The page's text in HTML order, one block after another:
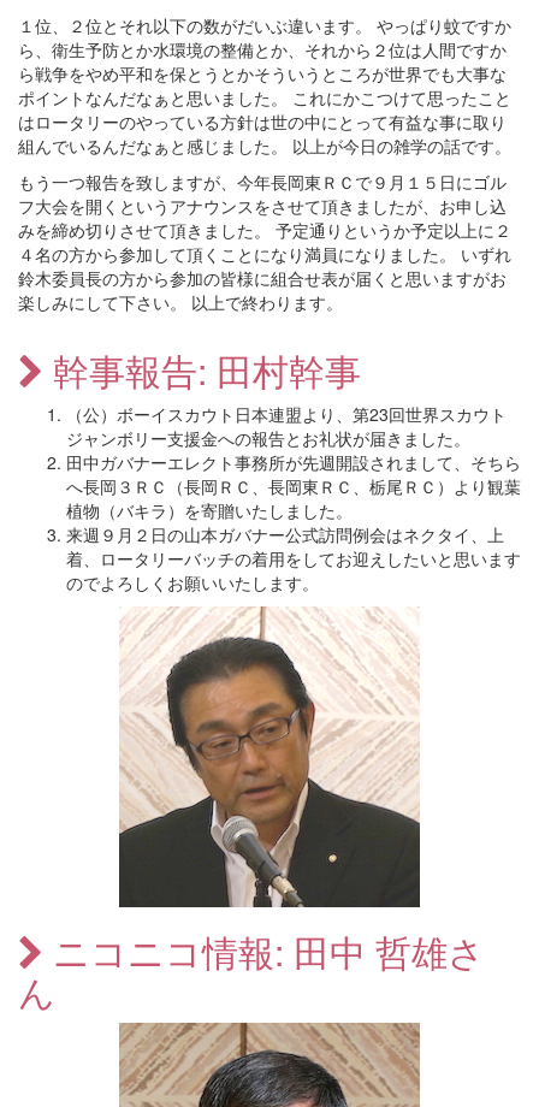
１位、２位とそれ以下の数がだいぶ違います。 やっぱり蚊ですか
ら、衛生予防とか水環境の整備とか、それから２位は人間ですか
ら戦争をやめ平和を保とうとかそういうところが世界でも大事な
ポイントなんだなぁと思いました。 これにかこつけて思ったこと
はロータリーのやっている方針は世の中にとって有益な事に取り
組んでいるんだなぁと感じました。 以上が今日の雑学の話です。
もう一つ報告を致しますが、今年長岡東ＲＣで９月１５日にゴル
フ大会を開くというアナウンスをさせて頂きましたが、お申し込
みを締め切りさせて頂きました。 予定通りというか予定以上に２
４名の方から参加して頂くことになり満員になりました。 いずれ
鈴木委員長の方から参加の皆様に組合せ表が届くと思いますがお
楽しみにして下さい。 以上で終わります。
幹事報告: 田村幹事
（公）ボーイスカウト日本連盟より、第23回世界スカウト
ジャンボリー支援金への報告とお礼状が届きました。
田中ガバナーエレクト事務所が先週開設されまして、そちら
へ長岡３ＲＣ（長岡ＲＣ、長岡東ＲＣ、栃尾ＲＣ）より観葉
植物（バキラ）を寄贈いたしました。
来週９月２日の山本ガバナー公式訪問例会はネクタイ、上
着、ロータリーバッチの着用をしてお迎えしたいと思います
のでよろしくお願いいたします。
ニコニコ情報: 田中 哲雄さ
ん